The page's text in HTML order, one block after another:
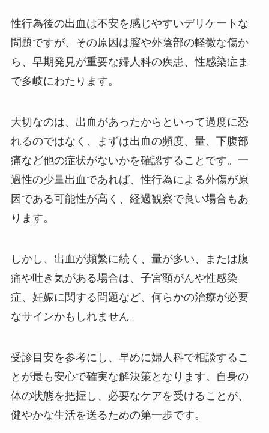
性行為後の出血は不安を感じやすいデリケートな
問題ですが、その原因は膣や外陰部の軽微な傷か
ら、早期発見が重要な婦人科の疾患、性感染症ま
で多岐にわたります。
大切なのは、出血があったからといって過度に恐
れるのではなく、まずは出血の頻度、量、下腹部
痛など他の症状がないかを確認することです。一
過性の少量出血であれば、性行為による外傷が原
因である可能性が高く、経過観察で良い場合もあ
ります。
しかし、出血が頻繁に続く、量が多い、または腹
痛や吐き気がある場合は、子宮頸がんや性感染
症、妊娠に関する問題など、何らかの治療が必要
なサインかもしれません。
受診目安を参考にし、早めに婦人科で相談するこ
とが最も安心で確実な解決策となります。自身の
体の状態を把握し、必要なケアを受けることが、
健やかな生活を送るための第一歩です。